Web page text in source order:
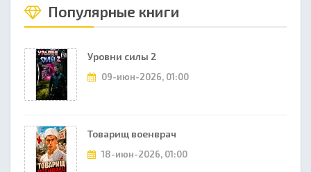
Популярные книги
Уровни силы 2
09-июн-2026, 01:00
Товарищ военврач
18-июн-2026, 01:00